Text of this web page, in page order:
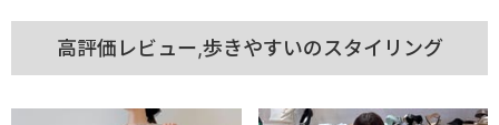
高評価レビュー,歩きやすいのスタイリング